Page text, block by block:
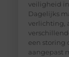
veiligheid
Dagelijks
verlichting,
een storing
aangepast